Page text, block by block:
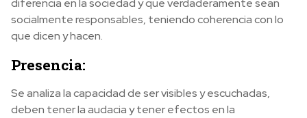
diferencia en la sociedad y que verdaderamente sean
socialmente responsables, teniendo coherencia con lo
que dicen y hacen.
Presencia:
Se analiza la capacidad de ser visibles y escuchadas,
deben tener la audacia y tener efectos en la